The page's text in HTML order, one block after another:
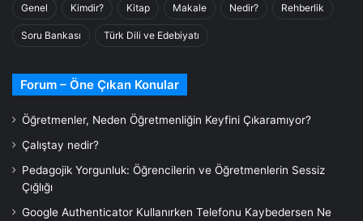
Genel Kimdir? Kitap Makale Nedir? Rehberlik
Soru Bankası Türk Dili ve Edebiyatı
Forum – Öne Çıkan Konular
Öğretmenler, Neden Öğretmenliğin Keyfini Çıkaramıyor?
Çalıştay nedir?
Pedagojik Yorgunluk: Öğrencilerin ve Öğretmenlerin Sessiz
Çığlığı
Google Authenticator Kullanırken Telefonu Kaybedersen Ne